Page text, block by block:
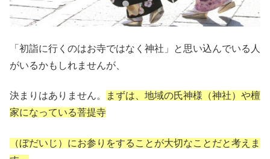
「初詣に行くのはお寺ではなく神社」と思い込んでいる人
がいるかもしれませんが、
決まりはありません。
まずは、地域の氏神様（神社）や檀
家になっている菩提寺
（ぼだいじ）にお参りをすることが大切なことだと考えま